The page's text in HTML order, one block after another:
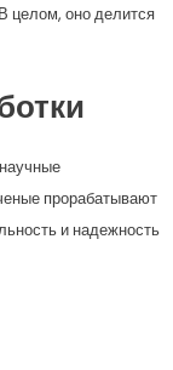
целом, оно делится
прорабатывают
и надежность